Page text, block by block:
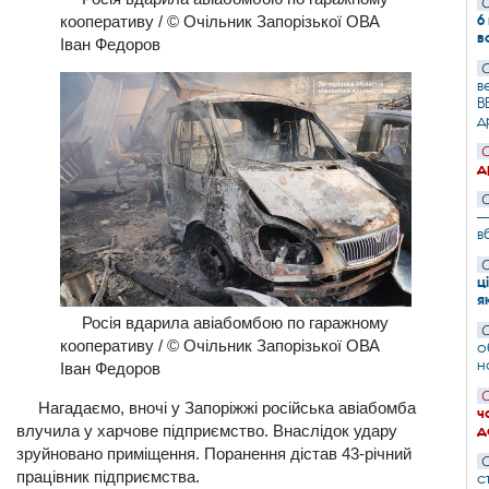
кооперативу / © Очільник Запорізької ОВА
Іван Федоров
Росія вдарила авіабомбою по гаражному
кооперативу / © Очільник Запорізької ОВА
Іван Федоров
Нагадаємо, вночі у Запоріжжі російська авіабомба
влучила у харчове підприємство. Внаслідок удару
зруйновано приміщення. Поранення дістав 43-річний
працівник підприємства.
6
—